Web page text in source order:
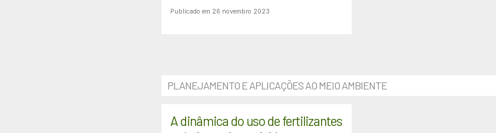
Publicado em 26 novembro 2023
PLANEJAMENTO E APLICAÇÕES AO MEIO AMBIENTE
A dinâmica do uso de fertilizantes